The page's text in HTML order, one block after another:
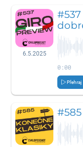
6.5.2025
#537
0:00
Přehraj